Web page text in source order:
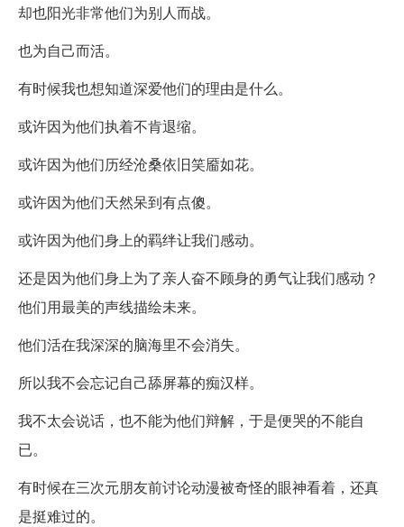
却也阳光非常他们为别人而战。
也为自己而活。
有时候我也想知道深爱他们的理由是什么。
或许因为他们执着不肯退缩。
或许因为他们历经沧桑依旧笑靥如花。
或许因为他们天然呆到有点傻。
或许因为他们身上的羁绊让我们感动。
还是因为他们身上为了亲人奋不顾身的勇气让我们感动？
他们用最美的声线描绘未来。
他们活在我深深的脑海里不会消失。
所以我不会忘记自己舔屏幕的痴汉样。
我不太会说话，也不能为他们辩解，于是便哭的不能自
已。
有时候在三次元朋友前讨论动漫被奇怪的眼神看着，还真
是挺难过的。